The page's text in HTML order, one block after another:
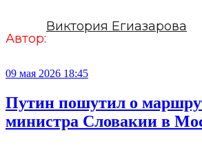
Автор:
Виктория Егиазарова
09 мая 2026 18:45
Путин пошутил о
министра Словакии в